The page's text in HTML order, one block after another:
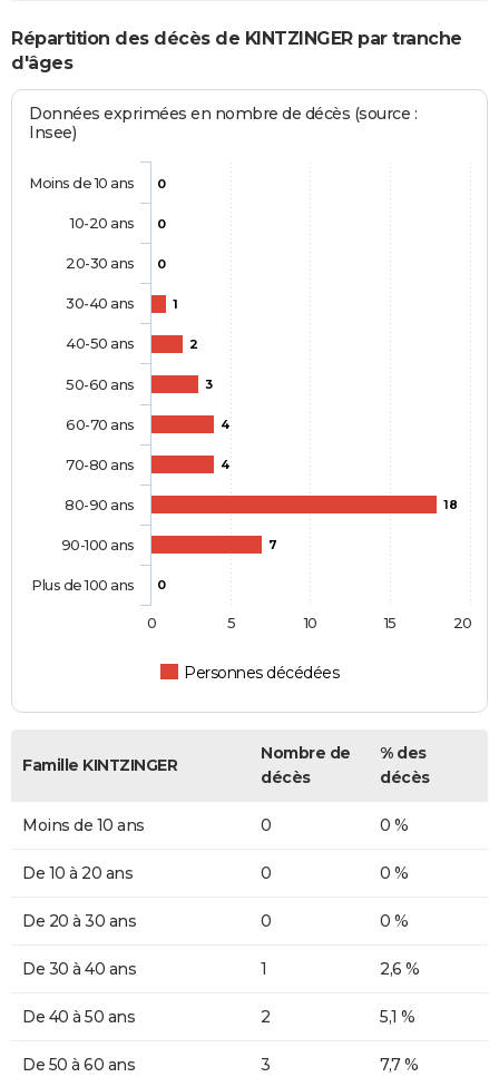
Répartition des décès de KINTZINGER par tranche
d'âges
Données exprimées en nombre de décès (source :
Insee)
0
0
0
1
2
3
4
4
18
7
0
Personnes décédées
Moins de 10 ans
10-20 ans
20-30 ans
30-40 ans
40-50 ans
50-60 ans
60-70 ans
70-80 ans
80-90 ans
90-100 ans
Plus de 100 ans
0 5 10 15 20
Famille KINTZINGER
Nombre de
décès
% des
décès
Moins de 10 ans 0 0 %
De 10 à 20 ans 0 0 %
De 20 à 30 ans 0 0 %
De 30 à 40 ans 1 2,6 %
De 40 à 50 ans 2 5,1 %
De 50 à 60 ans 3 7,7 %